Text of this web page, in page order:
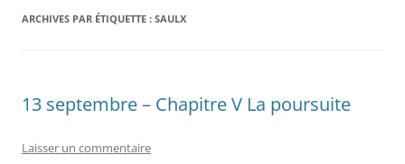
ARCHIVES PAR ÉTIQUETTE : SAULX
13 septembre – Chapitre V La poursuite
Laisser un commentaire